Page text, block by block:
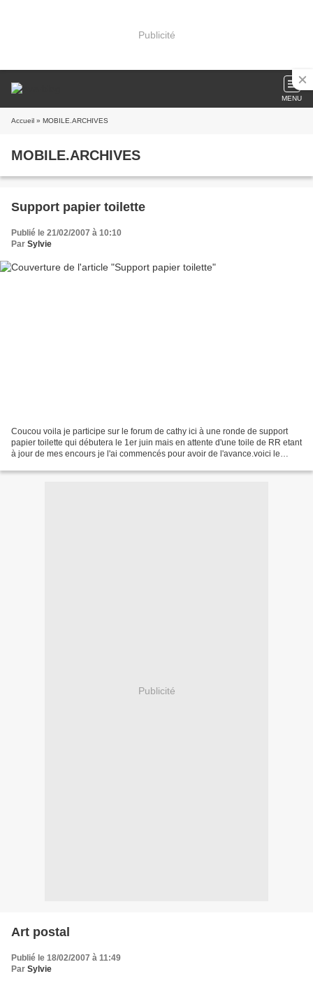
Publicité
MENU
Accueil » MOBILE.ARCHIVES
MOBILE.ARCHIVES
Support papier toilette
Publié le 21/02/2007 à 10:10
Par Sylvie
Coucou voila je participe sur le forum de cathy ici à une ronde de support
papier toilette qui débutera le 1er juin mais en attente d'une toile de RR etant
à jour de mes encours je l'ai commencés pour avoir de l'avance.voici le
Publicité
Art postal
Publié le 18/02/2007 à 11:49
Par Sylvie